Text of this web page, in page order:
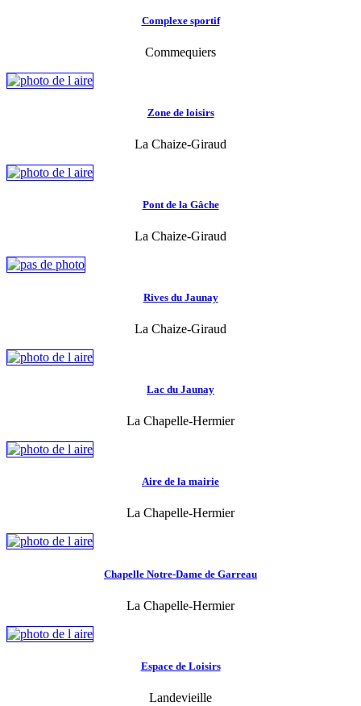
Complexe sportif
Commequiers
Zone de loisirs
La Chaize-Giraud
Pont de la Gâche
La Chaize-Giraud
Rives du Jaunay
La Chaize-Giraud
Lac du Jaunay
La Chapelle-Hermier
Aire de la mairie
La Chapelle-Hermier
Chapelle Notre-Dame de Garreau
La Chapelle-Hermier
Espace de Loisirs
Landevieille